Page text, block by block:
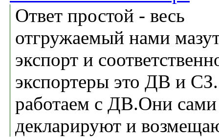
Ответ простой - весь
отгружаемый нами
экспорт и
экспортеры это ДВ и
работаем с ДВ.Они сами
декларируют и